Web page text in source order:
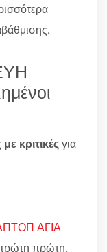
με κριτικέςγια
ΑΓΙΑ
πρώτη.